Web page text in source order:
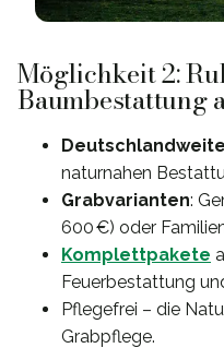
Möglichkeit 2:
Baumbestattung
naturnahen
Grabvarianten:
600 €) oder
Komplettpakete
Feuerbestattung
Pflegefrei – die
Grabpflege.